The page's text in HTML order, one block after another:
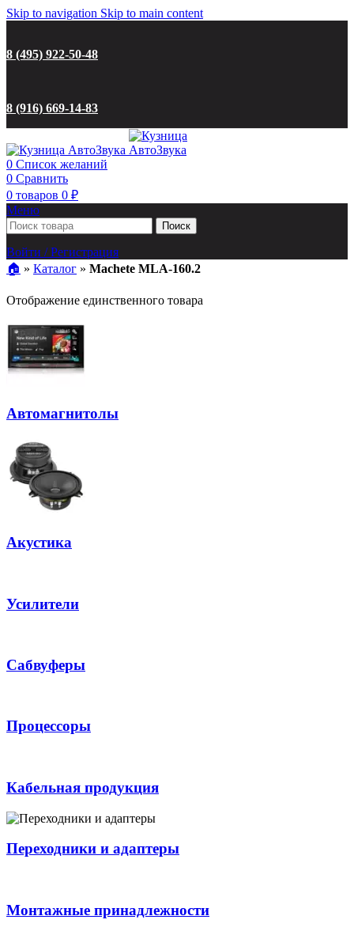
Skip to navigation Skip to main content
8 (495) 922-50-48
8 (916) 669-14-83
0 Список желаний
0 Сравнить
0 товаров 0 ₽
Меню
Поиск
Войти / Регистрация
🏠︎ » Каталог » Machete MLA-160.2
Отображение единственного товара
Автомагнитолы
Акустика
Усилители
Сабвуферы
Процессоры
Кабельная продукция
Переходники и адаптеры
Монтажные принадлежности